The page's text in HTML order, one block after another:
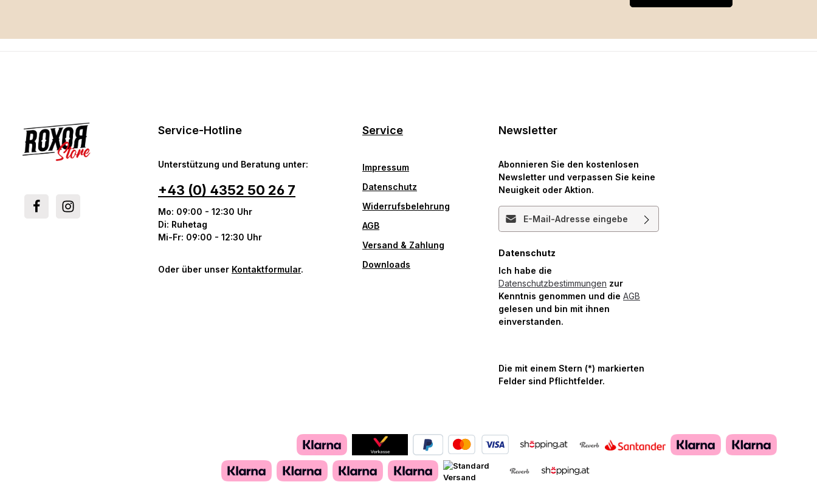
Service-Hotline
Unterstützung und Beratung unter:
+43 (0) 4352 50 26 7
Mo: 09:00 - 12:30 Uhr
Di: Ruhetag
Mi-Fr: 09:00 - 12:30 Uhr
Oder über unser Kontaktformular.
Service
Impressum
Datenschutz
Widerrufsbelehrung
AGB
Versand & Zahlung
Downloads
Newsletter
Abonnieren Sie den kostenlosen
Newsletter und verpassen Sie keine
Neuigkeit oder Aktion.
E-Mail-Adresse*
Datenschutz
Ich habe die
Datenschutzbestimmungen zur
Kenntnis genommen und die AGB
gelesen und bin mit ihnen
einverstanden.
Die mit einem Stern (*) markierten
Felder sind Pflichtfelder.